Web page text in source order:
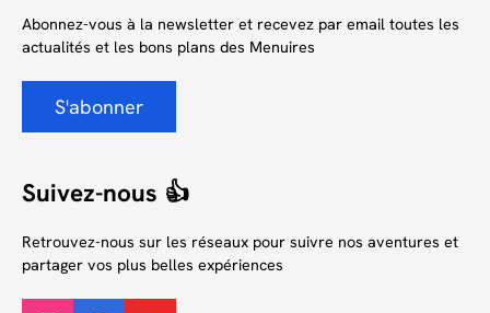
Abonnez-vous à la newsletter et recevez par email toutes les
actualités et les bons plans des Menuires
S'abonner
Suivez-nous 👍
Retrouvez-nous sur les réseaux pour suivre nos aventures et
partager vos plus belles expériences